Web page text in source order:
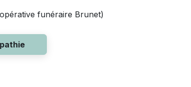
funéraire Brunet)